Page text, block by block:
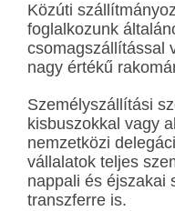
Közúti
foglalkozunk
csomagszállítással
nagy értékű
Személyszállítási
kisbuszokkal vagy
nemzetközi
vállalatok teljes
nappali és éjszakai
transzferre is.